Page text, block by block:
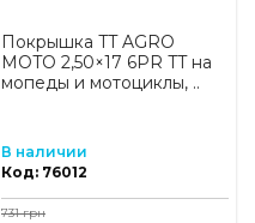
Покрышка TT AGRO
MOTO 2,50×17 6PR TT на
мопеды и мотоциклы, ..
В наличии
Код: 76012
731 грн